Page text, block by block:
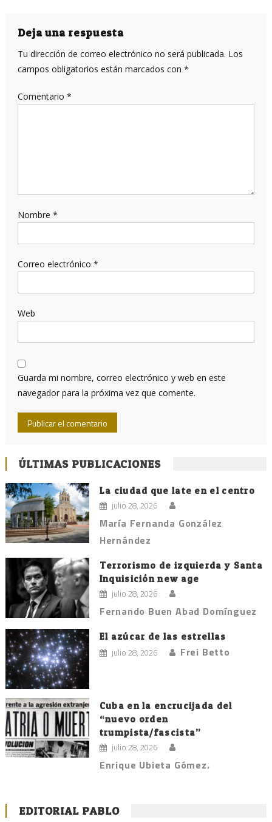
entradas
Deja una respuesta
Tu dirección de correo electrónico no será publicada. Los
campos obligatorios están marcados con *
Comentario *
Nombre *
Correo electrónico *
Web
Guarda mi nombre, correo electrónico y web en este
navegador para la próxima vez que comente.
ÚLTIMAS PUBLICACIONES
La ciudad que late en el centro
julio 28, 2026
María Fernanda González
Hernández
Terrorismo de izquierda y Santa
Inquisición new age
julio 28, 2026
Fernando Buen Abad Domínguez
El azúcar de las estrellas
julio 28, 2026 Frei Betto
Cuba en la encrucijada del
“nuevo orden
trumpista/fascista”
julio 28, 2026
Enrique Ubieta Gómez.
EDITORIAL PABLO